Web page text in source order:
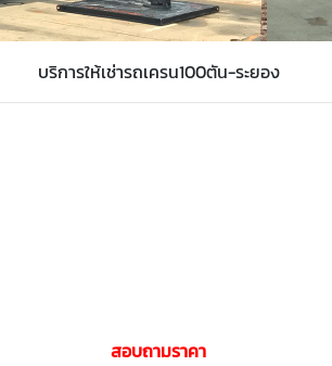
บริการให้เช่ารถเครน100ตัน-ระยอง
สอบถามราคา